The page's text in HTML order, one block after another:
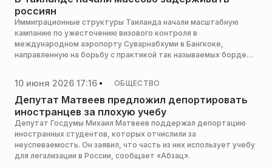
россиян
Иммиграционные структуры Таиланда начали масштабную
кампанию по ужесточению визового контроля в
международном аэропорту Суварнабхуми в Бангкоке,
направленную на борьбу с практикой так называемых бордер-
или следующие транзитом, сообщает Mash.
10 июня 2026 17:16 ОБЩЕСТВО
Депутат Матвеев предложил депортировать
иностранцев за плохую учебу
Депутат Госдумы Михаил Матвеев поддержал депортацию
иностранных студентов, которых отчислили за
неуспеваемость. Он заявил, что часть из них использует учебу
для легализации в России, сообщает «Абзац».